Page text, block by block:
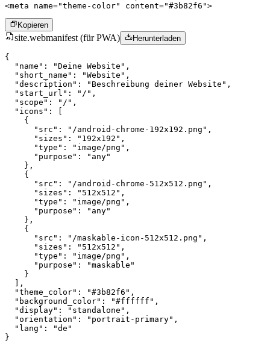
<meta name="theme-color" content="#3b82f6">
Kopieren
site.webmanifest (für PWA) Herunterladen
{
  "name": "Deine Website",
  "short_name": "Website",
  "description": "Beschreibung deiner Website",
  "start_url": "/",
  "scope": "/",
  "icons": [
    {
      "src": "/android-chrome-192x192.png",
      "sizes": "192x192",
      "type": "image/png",
      "purpose": "any"
    },
    {
      "src": "/android-chrome-512x512.png",
      "sizes": "512x512",
      "type": "image/png",
      "purpose": "any"
    },
    {
      "src": "/maskable-icon-512x512.png",
      "sizes": "512x512",
      "type": "image/png",
      "purpose": "maskable"
    }
  ],
  "theme_color": "#3b82f6",
  "background_color": "#ffffff",
  "display": "standalone",
  "orientation": "portrait-primary",
  "lang": "de"
}